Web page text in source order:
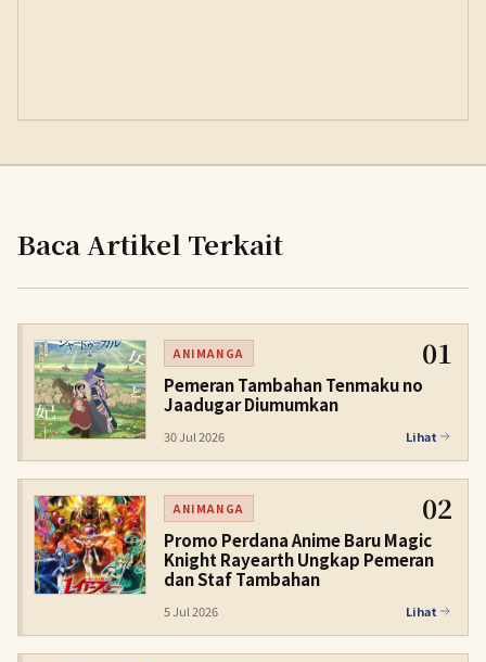
Baca Artikel Terkait
ANIMANGA 01
Pemeran Tambahan Tenmaku no
Jaadugar Diumumkan
30 Jul 2026 Lihat
ANIMANGA 02
Promo Perdana Anime Baru Magic
Knight Rayearth Ungkap Pemeran
dan Staf Tambahan
5 Jul 2026 Lihat